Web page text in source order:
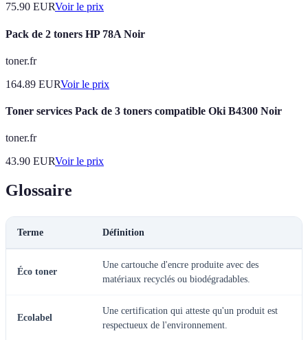
75.90 EURVoir le prix
Pack de 2 toners HP 78A Noir
toner.fr
164.89 EURVoir le prix
Toner services Pack de 3 toners compatible Oki B4300 Noir
toner.fr
43.90 EURVoir le prix
Glossaire
Terme Définition
Éco toner
Une cartouche d'encre produite avec des
matériaux recyclés ou biodégradables.
Ecolabel
Une certification qui atteste qu'un produit est
respectueux de l'environnement.